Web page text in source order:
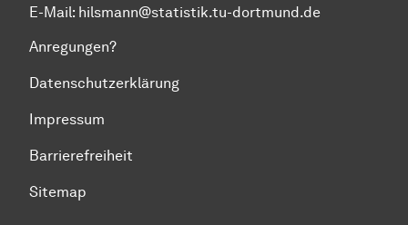
E-Mail: hilsmann@statistik.tu-dortmund.de
Anregungen?
Datenschutzerklärung
Impressum
Barrierefreiheit
Sitemap